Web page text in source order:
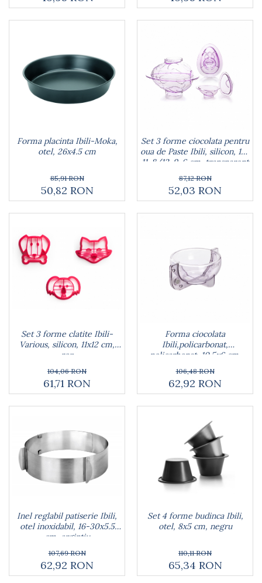
Lumanari tort
Posuri si duiuri
Raclete patiserie
Suporturi prajituri
Tavi detasabile
Ustensile de masura
Forma placinta Ibili-Moka,
otel, 26x4.5 cm
85,91 RON
50,82 RON
Set 3 forme ciocolata pentru
oua de Paste Ibili, silicon, 16-
11-8/12-9-6 cm, transparent
87,12 RON
52,03 RON
Set 3 forme clatite Ibili-
Various, silicon, 11x12 cm,
roz
104,06 RON
61,71 RON
Forma ciocolata
Ibili,policarbonat,
policarbonat, 10.5x6 cm,
106,48 RON
62,92 RON
Inel reglabil patiserie Ibili,
otel inoxidabil, 16-30x5.5
cm, argintiu
107,69 RON
62,92 RON
Set 4 forme budinca Ibili,
otel, 8x5 cm, negru
110,11 RON
65,34 RON